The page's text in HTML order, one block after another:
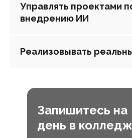
Управлять проектами
внедрению ИИ
Реализовывать
Запишитесь
день в